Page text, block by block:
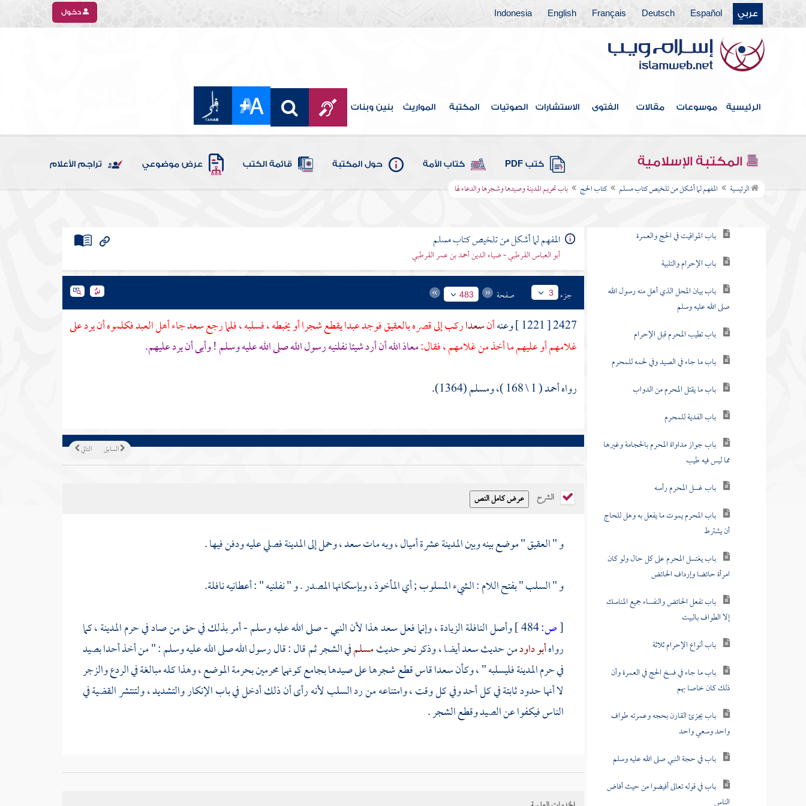
عربي Español
Deutsch
Français
English
Indonesia دخول
الرئيسية موسوعات مقالات الفتوى الاستشارات الصوتيات المكتبة المواريث بنين وبنات
المكتبة الإسلامية كتب PDF كتاب الأمة حول المكتبة قائمة الكتب عرض موضوعي تراجم الأعلام
الرئيسية المفهم لما أشكل من تلخيص كتاب مسلم كتاب الحج باب تحريم المدينة وصيدها وشجرها والدعاء لها
أبواب الاستسقاء
أبواب كسوف الشمس والقمر
كتاب الجنائز
كتاب الزكاة
كتاب الصوم
أبواب الاعتكاف وليلة القدر
كتاب الحج
باب المواقيت في الحج والعمرة
باب الإحرام والتلبية
باب بيان المحل الذي أهل منه رسول الله
صلى الله عليه وسلم
باب تطيب المحرم قبل الإحرام
باب ما جاء في الصيد وفي لحمه للمحرم
باب ما يقتل المحرم من الدواب
باب الفدية للمحرم
باب جواز مداواة المحرم بالحجامة وغيرها
مما ليس فيه طيب
باب غسل المحرم رأسه
باب المحرم يموت ما يفعل به وهل للحاج
أن يشترط
باب يغتسل المحرم على كل حال ولو كان
امرأة حائضا وإرداف الحائض
باب تفعل الحائض والنفساء جميع المناسك
إلا الطواف بالبيت
باب أنواع الإحرام ثلاثة
باب ما جاء في فسخ الحج في العمرة وأن
ذلك كان خاصا بهم
باب يجزئ القارن بحجه وعمرته طواف
واحد وسعي واحد
باب في حجة النبي صلى الله عليه وسلم
باب في قوله تعالى أفيضوا من حيث أفاض
المفهم لما أشكل من تلخيص كتاب مسلم
أبو العباس القرطبي - ضياء الدين أحمد بن عمر القرطبي
جزء 3 صفحة 483
2427 [ 1221 ] وعنه أنسعداركب إلى قصرهبالعقيقفوجد عبدا يقطع شجرا أو يخبطه ، فسلبه ، فلما رجعسعدجاء أهل العبد فكلموه أن يرد على
غلامهم أو عليهم ما أخذ من غلامهم ، فقال:معاذ الله أن أرد شيئا نفلنيه رسول الله صلى الله عليه وسلم ! وأبى أن يرد عليهم.
رواه أحمد ( 1 \ 168 )، ومسلم (1364).
التالي السابق
الشرح
و "العقيق" موضع بينه وبينالمدينةعشرة أميال ، وبه ماتسعد، وحمل إلىالمدينةفصلي عليه ودفن فيها .
و " السلب " بفتح اللام : الشيء المسلوب ; أي المأخوذ ، وبإسكانها المصدر . و " نفلنيه " : أعطانيه نافلة.
[ص:484 ] وأصل النافلة الزيادة ، وإنما فعلسعدهذا لأن النبي - صلى الله عليه وسلم - أمر بذلك في حق من صاد في حرمالمدينة، كما
رواهأبو داودمن حديثسعدأيضا ، وذكر نحو حديثمسلمفي الشجر ثم قال : قال رسول الله صلى الله عليه وسلم : " من أخذ أحدا بصيد
في حرمالمدينةفليسلبه " ، وكأنسعداقاس قطع شجرها على صيدها بجامع كونهما محرمين بحرمة الموضع ، وهذا كله مبالغة في الردع والزجر
لا أنها حدود ثابتة في كل أحد وفي كل وقت ، وامتناعه من رد السلب لأنه رأى أن ذلك أدخل في باب الإنكار والتشديد ، ولتنتشر القضية في
الناس فيكفوا عن الصيد وقطع الشجر .